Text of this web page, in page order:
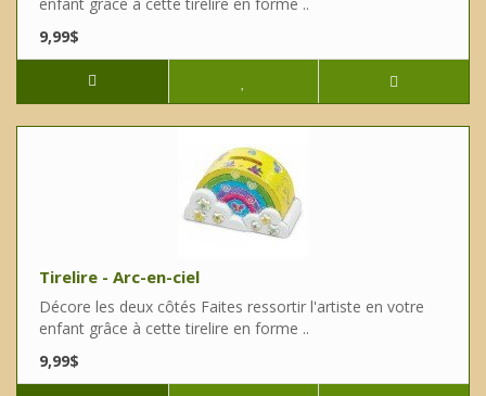
9,99$
Tirelire - Arc-en-ciel
Décore les deux côtés Faites ressortir l'artiste en votre
enfant grâce à cette tirelire en forme ..
9,99$